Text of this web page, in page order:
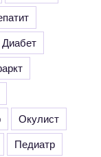
Диабет
Окулист
Педиатр